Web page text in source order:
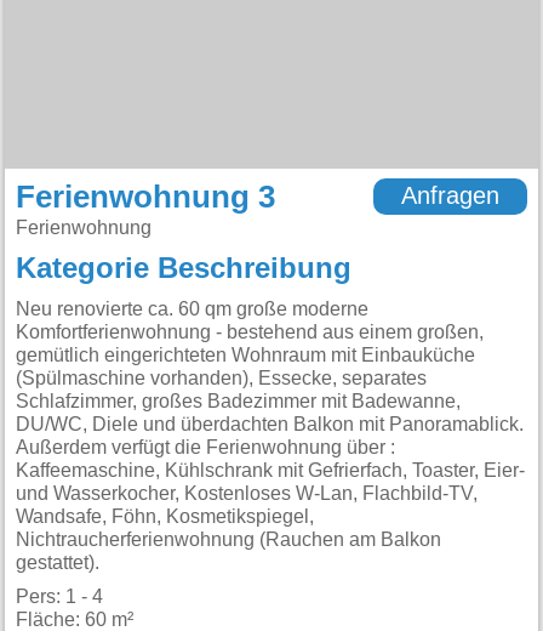
Ferienwohnung 3
Ferienwohnung
Anfragen
Kategorie Beschreibung
Neu renovierte ca. 60 qm große moderne
Komfortferienwohnung - bestehend aus einem großen,
gemütlich eingerichteten Wohnraum mit Einbauküche
(Spülmaschine vorhanden), Essecke, separates
Schlafzimmer, großes Badezimmer mit Badewanne,
DU/WC, Diele und überdachten Balkon mit Panoramablick.
Außerdem verfügt die Ferienwohnung über :
Kaffeemaschine, Kühlschrank mit Gefrierfach, Toaster, Eier-
und Wasserkocher, Kostenloses W-Lan, Flachbild-TV,
Wandsafe, Föhn, Kosmetikspiegel,
Nichtraucherferienwohnung (Rauchen am Balkon
gestattet).
Pers: 1 - 4
Fläche: 60 m²